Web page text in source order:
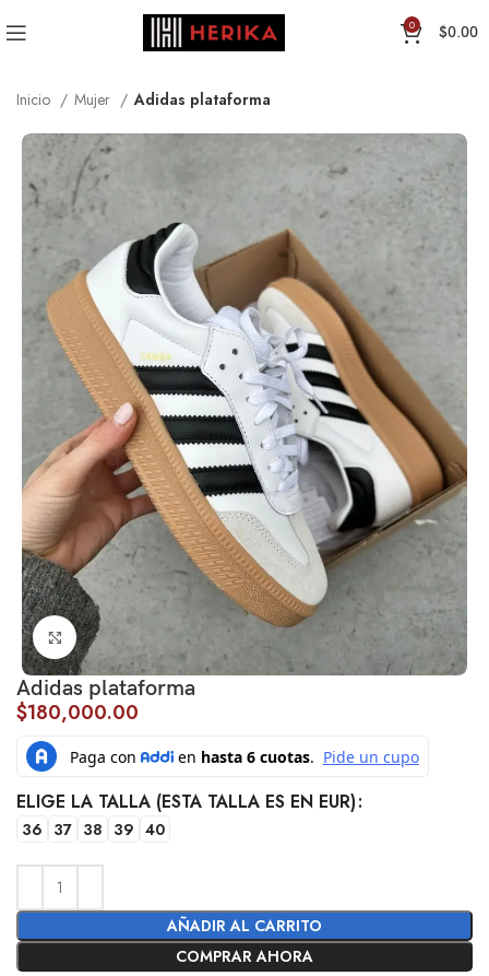
0 $0.00
Inicio Mujer Adidas plataforma
Click to enlarge
Adidas plataforma
$180,000.00
ELIGE LA TALLA (ESTA TALLA ES EN EUR)
36 37 38 39 40
AÑADIR AL CARRITO
COMPRAR AHORA